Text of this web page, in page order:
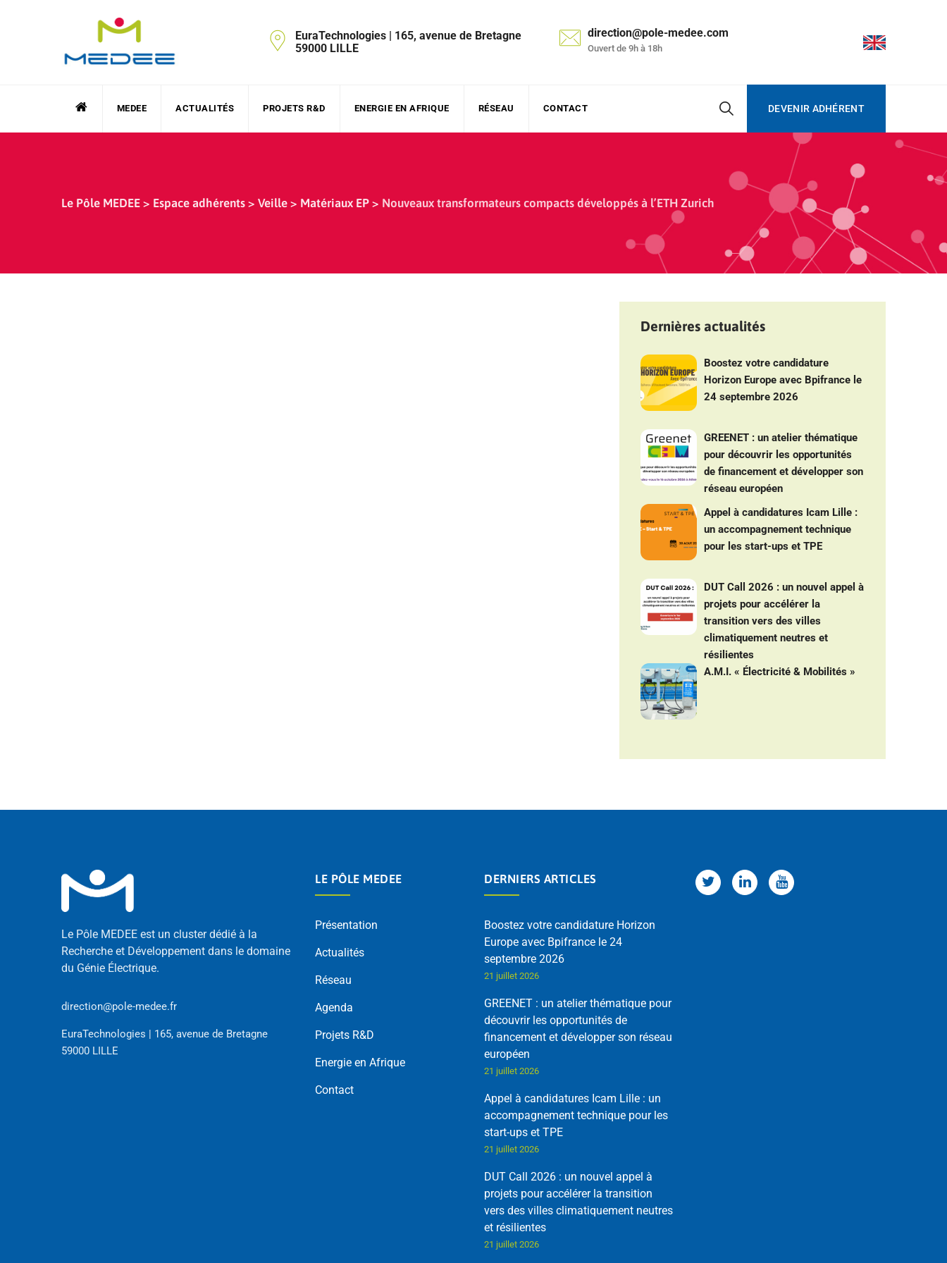
EuraTechnologies | 165, avenue de Bretagne
59000 LILLE
direction@pole-medee.com
Ouvert de 9h à 18h
MEDEE ACTUALITÉS PROJETS R&D ENERGIE EN AFRIQUE RÉSEAU CONTACT DEVENIR ADHÉRENT
Le Pôle MEDEE > Espace adhérents > Veille > Matériaux EP > Nouveaux transformateurs compacts développés à l’ETH Zurich
Dernières actualités
Boostez votre candidature
Horizon Europe avec Bpifrance le
24 septembre 2026
GREENET : un atelier thématique
pour découvrir les opportunités
de financement et développer son
réseau européen
Appel à candidatures Icam Lille :
un accompagnement technique
pour les start-ups et TPE
DUT Call 2026 : un nouvel appel à
projets pour accélérer la
transition vers des villes
climatiquement neutres et
résilientes
A.M.I. « Électricité & Mobilités »
Le Pôle MEDEE est un cluster dédié à la
Recherche et Développement dans le domaine
du Génie Électrique.
direction@pole-medee.fr
EuraTechnologies | 165, avenue de Bretagne
59000 LILLE
LE PÔLE MEDEE
Présentation
Actualités
Réseau
Agenda
Projets R&D
Energie en Afrique
Contact
DERNIERS ARTICLES
Boostez votre candidature Horizon
Europe avec Bpifrance le 24
septembre 2026
21 juillet 2026
GREENET : un atelier thématique pour
découvrir les opportunités de
financement et développer son réseau
européen
21 juillet 2026
Appel à candidatures Icam Lille : un
accompagnement technique pour les
start-ups et TPE
21 juillet 2026
DUT Call 2026 : un nouvel appel à
projets pour accélérer la transition
vers des villes climatiquement neutres
et résilientes
21 juillet 2026